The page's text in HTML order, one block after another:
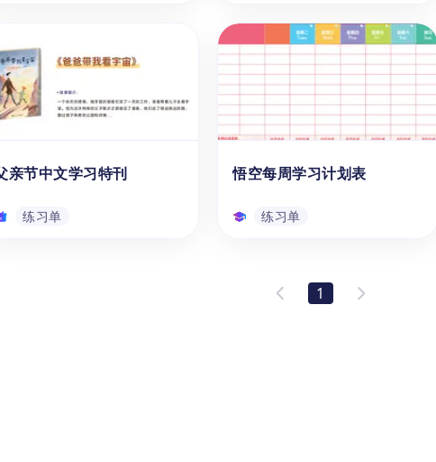
打印版
份PDF版本的中文汉字偏旁部
表是非常实用的笔画（笔
）、笔顺学习材料和汉字偏旁
幼儿园和小学1-3年级（3-8
形状、读音和意义，并逐步建
练习单
中文挂图系列一之《水果词
汇挂图》
通过【49个常见水果名称（拼
音）】这个免费且可下载的PDF
中文学习资源，可以帮助3到9岁
（幼儿园、学前班、一年级、二
在学习中文时提升他们的看图识
练习单
亲节中文学习特刊
练习单
悟空每周学习计划表
练习单
通过【每周学习计划表】这个学
习资源，帮助学前至小学六年级
1